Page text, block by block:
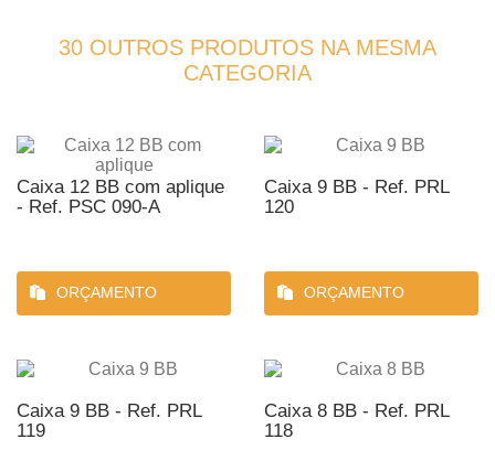
30 OUTROS PRODUTOS NA MESMA
CATEGORIA
Caixa 12 BB com aplique
- Ref. PSC 090-A
ORÇAMENTO
Caixa 9 BB - Ref. PRL
120
ORÇAMENTO
Caixa 9 BB - Ref. PRL
119
Caixa 8 BB - Ref. PRL
118